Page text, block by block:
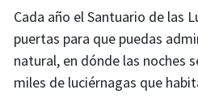
Cada año el Santuario de las
puertas para que puedas
natural, en dónde las noches
miles de luciérnagas que